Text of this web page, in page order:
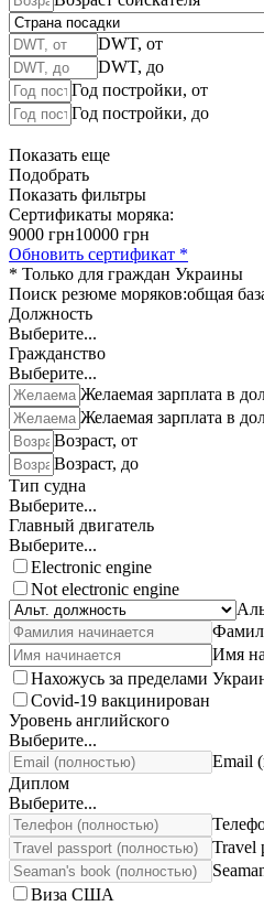
DWT, от
DWT, до
Год постройки, от
Год постройки, до
Показать еще
Подобрать
Показать фильтры
Сертификаты моряка:
9000 грн10000 грн
Обновить сертификат *
* Только для граждан Украины
Поиск резюме моряков:общая
Должность
Выберите...
Гражданство
Выберите...
Желаемая зарплата в
Желаемая зарплата в
Возраст, от
Возраст, до
Тип судна
Выберите...
Главный двигатель
Выберите...
Electronic engine
Not electronic engine
Имя
Нахожусь за пределами
Covid-19 вакцинирован
Уровень английского
Выберите...
Email
Диплом
Выберите...
Travel
Виза США